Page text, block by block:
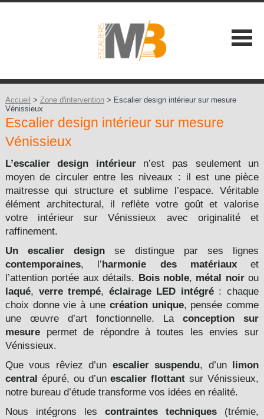
NOS ATOUTS
NOS GAMMES
Les Contemporains +
Les Balustrades +
Les Extérieures
Les Design +
CONTACT
Accueil > Zone d'intervention> Escalier design intérieur sur mesure
Vénissieux
Escalier design intérieur sur mesure
Vénissieux
L’escalier design intérieurn’est pas seulement un
moyen de circuler entre les niveaux : il est une pièce
maitresse qui structure et sublime l’espace. Véritable
élément architectural, il reflète votre goût et valorise
votre intérieur sur Vénissieux avec originalité et
raffinement.
Un escalier design se distingue par ses lignes
contemporaines, l’harmonie des matériauxet
l’attention portée aux détails. Bois noble, métal noirou
laqué, verre trempé, éclairage LED intégré: chaque
choix donne vie à une création unique, pensée comme
une œuvre d’art fonctionnelle. Laconception sur
mesurepermet de répondre à toutes les envies sur
Vénissieux.
Que vous rêviez d’un escalier suspendu, d’un limon
central épuré, ou d’unescalier flottant sur Vénissieux,
notre bureau d’étude transforme vos idées en réalité.
Nous intégrons les contraintes techniques (trémie,